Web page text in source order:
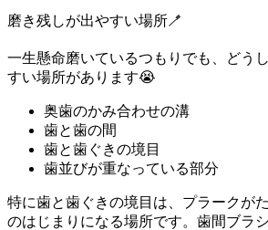
磨き残しが出やすい場所🪥
一生懸命磨いているつもりでも、どう
すい場所があります😭
奥歯のかみ合わせの溝
歯と歯の間
歯と歯ぐきの境目
歯並びが重なっている部分
特に歯と歯ぐきの境目は、プラークが
のはじまりになる場所です。歯間ブラ